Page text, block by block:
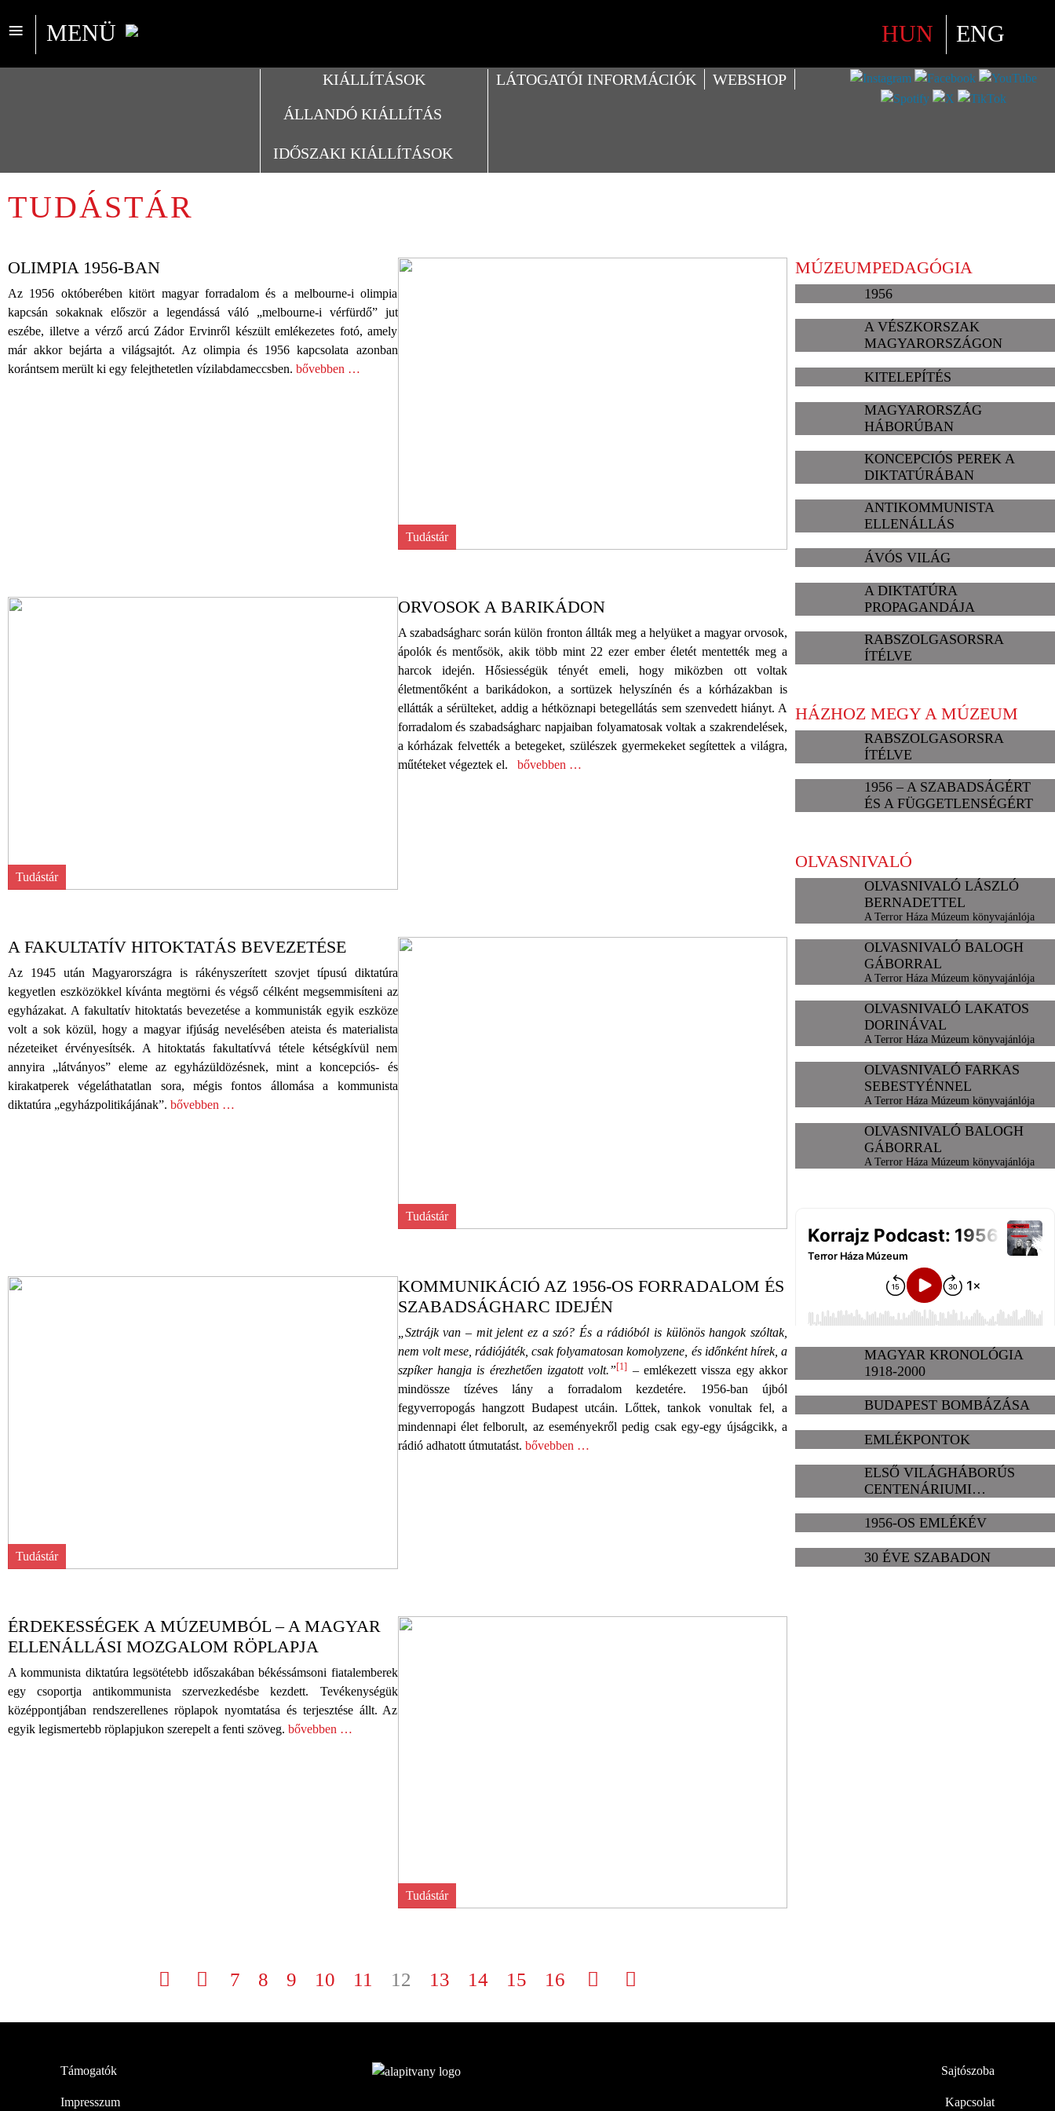
MENÜ
≡ HUN ENG
KIÁLLÍTÁSOK
ÁLLANDÓ KIÁLLÍTÁS
IDŐSZAKI KIÁLLÍTÁSOK
LÁTOGATÓI INFORMÁCIÓK WEBSHOP
TUDÁSTÁR
Tudástár
OLIMPIA 1956-BAN
Az 1956 októberében kitört magyar forradalom és a melbourne-i olimpia
kapcsán sokaknak először a legendássá váló „melbourne-i vérfürdő” jut
eszébe, illetve a vérző arcú Zádor Ervinről készült emlékezetes fotó, amely
már akkor bejárta a világsajtót. Az olimpia és 1956 kapcsolata azonban
korántsem merült ki egy felejthetetlen vízilabdameccsben. bővebben …
Tudástár
ORVOSOK A BARIKÁDON
A szabadságharc során külön fronton állták meg a helyüket a magyar orvosok,
ápolók és mentősök, akik több mint 22 ezer ember életét mentették meg a
harcok idején. Hősiességük tényét emeli, hogy miközben ott voltak
életmentőként a barikádokon, a sortüzek helyszínén és a kórházakban is
ellátták a sérülteket, addig a hétköznapi betegellátás sem szenvedett hiányt. A
forradalom és szabadságharc napjaiban folyamatosak voltak a szakrendelések,
a kórházak felvették a betegeket, szülészek gyermekeket segítettek a világra,
műtéteket végeztek el.
bővebben …
Tudástár
A FAKULTATÍV HITOKTATÁS BEVEZETÉSE
Az 1945 után Magyarországra is rákényszerített szovjet típusú diktatúra
kegyetlen eszközökkel kívánta megtörni és végső célként megsemmisíteni az
egyházakat. A fakultatív hitoktatás bevezetése a kommunisták egyik eszköze
volt a sok közül, hogy a magyar ifjúság nevelésében ateista és materialista
nézeteiket érvényesítsék. A hitoktatás fakultatívvá tétele kétségkívül nem
annyira „látványos” eleme az egyházüldözésnek, mint a koncepciós- és
kirakatperek végeláthatatlan sora, mégis fontos állomása a kommunista
diktatúra „egyházpolitikájának”. bővebben …
Tudástár
KOMMUNIKÁCIÓ AZ 1956-OS FORRADALOM ÉS
SZABADSÁGHARC IDEJÉN
„Sztrájk van – mit jelent ez a szó? És a rádióból is különös hangok szóltak,
nem volt mese, rádiójáték, csak folyamatosan komolyzene, és időnként hírek, a
szpíker hangja is érezhetően izgatott volt.”[1] – emlékezett vissza egy akkor
mindössze tízéves lány a forradalom kezdetére. 1956-ban újból
fegyverropogás hangzott Budapest utcáin. Lőttek, tankok vonultak fel, a
mindennapi élet felborult, az eseményekről pedig csak egy-egy újságcikk, a
rádió adhatott útmutatást. bővebben …
Tudástár
ÉRDEKESSÉGEK A MÚZEUMBÓL – A MAGYAR
ELLENÁLLÁSI MOZGALOM RÖPLAPJA
A kommunista diktatúra legsötétebb időszakában békéssámsoni fiatalemberek
egy csoportja antikommunista szervezkedésbe kezdett. Tevékenységük
középpontjában rendszerellenes röplapok nyomtatása és terjesztése állt. Az
egyik legismertebb röplapjukon szerepelt a fenti szöveg. bővebben …
7 8 9 10 11 12 13 14 15 16
MÚZEUMPEDAGÓGIA
1956
A VÉSZKORSZAK
MAGYARORSZÁGON
KITELEPÍTÉS
MAGYARORSZÁG
HÁBORÚBAN
KONCEPCIÓS PEREK A
DIKTATÚRÁBAN
ANTIKOMMUNISTA
ELLENÁLLÁS
ÁVÓS VILÁG
A DIKTATÚRA
PROPAGANDÁJA
RABSZOLGASORSRA
ÍTÉLVE
HÁZHOZ MEGY A MÚZEUM
RABSZOLGASORSRA
ÍTÉLVE
1956 – A SZABADSÁGÉRT
ÉS A FÜGGETLENSÉGÉRT
OLVASNIVALÓ
OLVASNIVALÓ LÁSZLÓ
BERNADETTEL
A Terror Háza Múzeum könyvajánlója
OLVASNIVALÓ BALOGH
GÁBORRAL
A Terror Háza Múzeum könyvajánlója
OLVASNIVALÓ LAKATOS
DORINÁVAL
A Terror Háza Múzeum könyvajánlója
OLVASNIVALÓ FARKAS
SEBESTYÉNNEL
A Terror Háza Múzeum könyvajánlója
OLVASNIVALÓ BALOGH
GÁBORRAL
A Terror Háza Múzeum könyvajánlója
MAGYAR KRONOLÓGIA
1918-2000
BUDAPEST BOMBÁZÁSA
EMLÉKPONTOK
ELSŐ VILÁGHÁBORÚS
CENTENÁRIUMI
1956-OS EMLÉKÉV
30 ÉVE SZABADON
Támogatók
Impresszum
Sajtószoba
Kapcsolat